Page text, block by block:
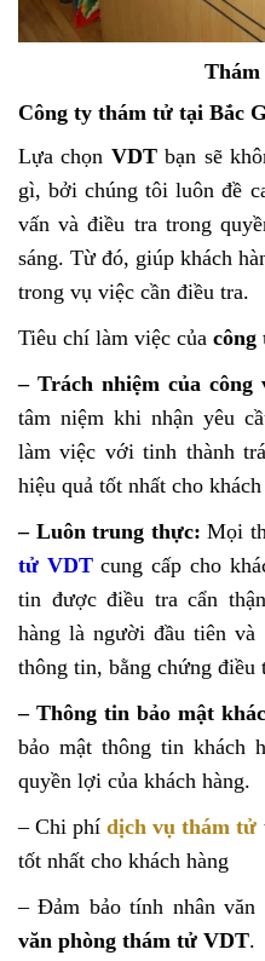
Công ty thám tử tại Bắc
Lựa chọn VDTbạn sẽ
gì, bởi chúng tôi luôn đề
vấn và điều tra trong
sáng. Từ đó, giúp khách
trong vụ việc cần điều tra.
Tiêu chí làm việc của
– Trách nhiệm của công
tâm niệm khi nhận yêu
làm việc với tinh thành
hiệu quả tốt nhất cho khách
– Luôn trung thực: Mọi
tử VDTcung cấp cho
tin được điều tra cẩn
hàng là người đầu tiên và
thông tin, bằng chứng điều
– Thông tin bảo mật
bảo mật thông tin khách
quyền lợi của khách hàng.
– Chi phídịch vụ thám tử
tốt nhất cho khách hàng
– Đảm bảo tính nhân văn
văn phòng thám tử VDT.